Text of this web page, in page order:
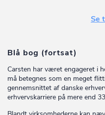
Se
Blå bog (fortsat)
Carsten har været engageret i
må betegnes som en meget
gennemsnittet af danske
erhvervskarriere på mere end